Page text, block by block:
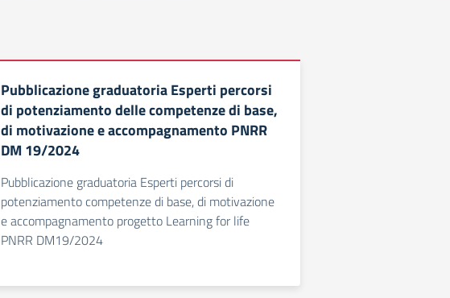
Pubblicazione graduatoria Esperti percorsi
di potenziamento delle competenze di base,
di motivazione e accompagnamento PNRR
DM 19/2024
Pubblicazione graduatoria Esperti percorsi di
potenziamento competenze di base, di motivazione
e accompagnamento progetto Learning for life
PNRR DM19/2024